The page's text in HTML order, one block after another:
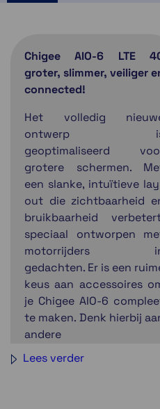
Chigee AIO-6 LTE
groter, slimmer, veiliger
connected!
Het volledig
ontwerp
geoptimaliseerd
grotere schermen.
een slanke, intuïtieve
out die zichtbaarheid
bruikbaarheid
speciaal ontworpen
motorrijders
gedachten. Er is een
keus aan accessoires
je Chigee AIO-6
te maken. Denk hierbij
andere
montageoplossingen, of
Lees verder